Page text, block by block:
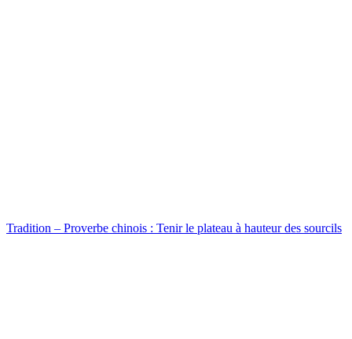
Tradition – Proverbe chinois : Tenir le plateau à hauteur des sourcils